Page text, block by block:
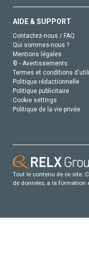
AIDE & SUPPORT
Contactez-nous / FAQ
Qui sommes-nous ?
Mentions légales
© - Avertissements
Termes et conditions
Politique rédactionnelle
Politique publicitaire
Cookie settings
Politique de la vie privée
Tout le contenu de ce site:
de données, a la formation